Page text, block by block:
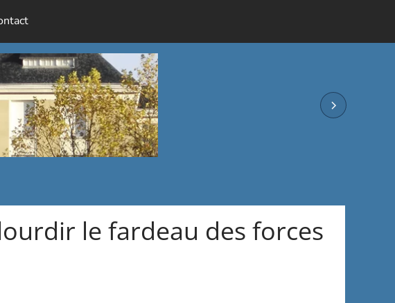
le fardeau des forces